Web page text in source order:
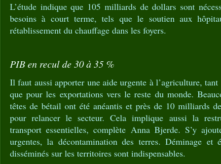
L’étude indique que 105 milliards de dollars sont
besoins à court terme, tels que le soutien aux
rétablissement du chauffage dans les foyers.
PIB en recul de 30 à 35 %
Il faut aussi apporter une aide urgente à l’agriculture,
que pour les exportations vers le reste du monde.
têtes de bétail ont été anéantis et près de 10 milliards
pour relancer le secteur. Cela implique aussi la
transport essentielles, complète Anna Bjerde. S’y
urgentes, la décontamination des terres. Déminage et
disséminés sur les territoires sont indispensables.